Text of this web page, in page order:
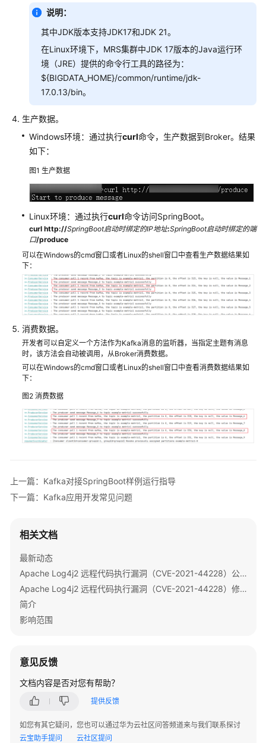
版）
南
（普
版）
指
南
开
发
指
南
（LTS
版）
MRS
组
件
应
简
介
取
MRS
用
开
样
程
MRS
组
应
用
说明：
其中JDK版本支持JDK17和JDK 21。
在Linux环境下，MRS集群中JDK 17版本的Java运行环
境（JRE）提供的命令行工具的路径为：
${BIGDATA_HOME}/common/runtime/jdk-
17.0.13/bin。
生产数据。
Windows环境：通过执行curl命令，生产数据到Broker。结果
如下：
图1 生产数据
Linux环境：通过执行curl命令访问SpringBoot。
curl http://SpringBoot启动时绑定的IP地址:SpringBoot启动时绑定的端
口/produce
可以在Windows的cmd窗口或者Linux的shell窗口中查看生产数据结果如
下：
消费数据。
开发者可以自定义一个方法作为Kafka消息的监听器，当指定主题有消息
时，该方法会自动被调用，从Broker消费数据。
可以在Windows的cmd窗口或者Linux的shell窗口中查看消费数据结果如
下：
图2 消费数据
上一篇：Kafka对接SpringBoot样例运行指导
下一篇：Kafka应用开发常见问题
相关文档
最新动态
Apache Log4j2 远程代码执行漏洞（CVE-2021-44228）公告
Apache Log4j2 远程代码执行漏洞（CVE-2021-44228）修复指导
简介
影响范围
意见反馈
文档内容是否对您有帮助？
提供反馈
如您有其它疑问，您也可以通过华为云社区问答频道来与我们联系探讨
云宝助手提问
云社区提问